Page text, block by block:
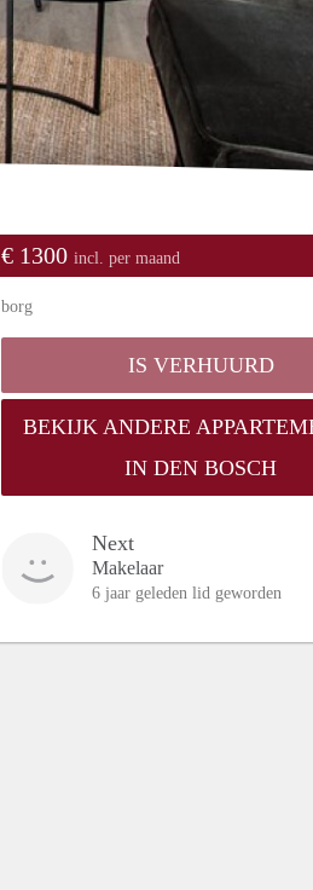
€ 1300 incl. per maand
borg
IS VERHUURD
BEKIJK ANDERE
IN DEN BOSCH
Next
Makelaar
6 jaar geleden lid geworden